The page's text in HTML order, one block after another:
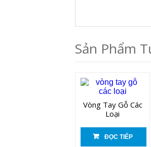
Sản Phẩm
Vòng Tay Gỗ Các
Loại
ĐỌC TIẾP